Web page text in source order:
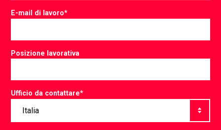
E-mail di lavoro*
Posizione lavorativa
Ufficio da contattare*